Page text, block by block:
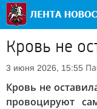
Кровь не
3 июня 2026, 15:55
Кровь не
провоцируют